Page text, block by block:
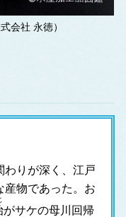
会社 永徳）
りが深く、江戸
産物であった。お
がサケの母川回帰